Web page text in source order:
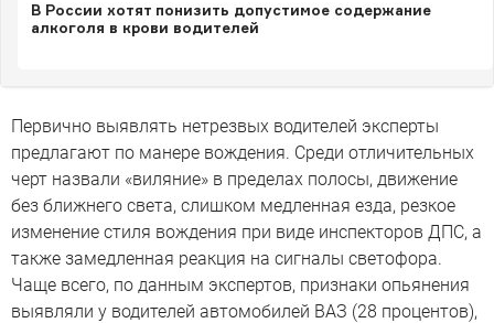
В России хотят понизить допустимое содержание
алкоголя в крови водителей
Первично выявлять нетрезвых водителей эксперты
предлагают по манере вождения. Среди отличительных
черт назвали «виляние» в пределах полосы, движение
без ближнего света, слишком медленная езда, резкое
изменение стиля вождения при виде инспекторов ДПС, а
также замедленная реакция на сигналы светофора.
Чаще всего, по данным экспертов, признаки опьянения
выявляли у водителей автомобилей ВАЗ (28 процентов),